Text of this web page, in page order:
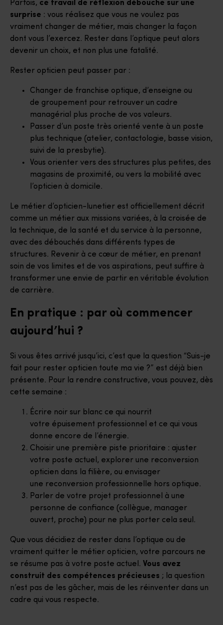
Parfois, ce travail de réflexion débouche sur une
surprise : vous réalisez que vous ne voulez pas
vraiment changer de métier, mais changer la façon
dont vous l’exercez. Rester dans l’optique peut alors
devenir un choix, et non plus une fatalité.
Rester opticien peut passer par :
Changer de franchise optique, d’enseigne ou
de groupement pour retrouver un cadre
managérial plus proche de vos valeurs.
Passer d’un poste très orienté vente à un poste
plus technique (atelier, contactologie, basse vision,
suivi de la presbytie).
Vous orienter vers des structures plus petites, des
magasins de proximité, ou vers la mobilité avec
l’opticien à domicile.
Le métier d’opticien-lunetier est officiellement décrit
comme un métier aux missions variées, à la croisée de
la technique, de la santé et du service à la personne,
avec des débouchés dans différents types de
structures. Revenir à ce cœur de métier, en prenant
soin de vos limites et de vos aspirations, peut suffire à
transformer une envie de partir en véritable évolution
de carrière.
En pratique : par où commencer
aujourd’hui ?
Si vous êtes arrivé jusqu’ici, c’est que la question “Suis-je
fait pour rester opticien toute ma vie ?” est déjà bien
présente. Pour la rendre constructive, vous pouvez, dès
cette semaine :
Écrire noir sur blanc ce qui nourrit
votre épuisement professionnel et ce qui vous
donne encore de l’énergie.
Choisir une première piste prioritaire : ajuster
votre poste actuel, explorer une reconversion
opticien dans la filière, ou envisager
une reconversion professionnelle hors optique.
Parler de votre projet professionnel à une
personne de confiance (collègue, manager
ouvert, proche) pour ne plus porter cela seul.
Que vous décidiez de rester dans l’optique ou de
vraiment quitter le métier opticien, votre parcours ne
se résume pas à votre poste actuel. Vous avez
construit des compétences précieuses ; la question
n’est pas de les gâcher, mais de les réinventer dans un
cadre qui vous respecte.